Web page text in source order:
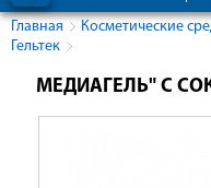
Главная Косметические
Гельтек
МЕДИАГЕЛЬ" С